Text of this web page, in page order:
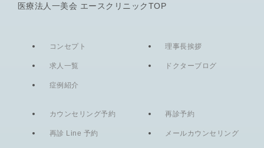
医療法人一美会 エースクリニックTOP
コンセプト 理事長挨拶
求人一覧 ドクターブログ
症例紹介
カウンセリング予約 再診予約
再診 Line 予約 メールカウンセリング